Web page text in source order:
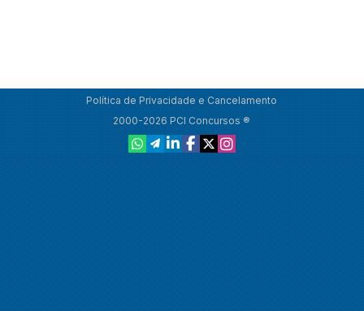
Política de Privacidade e Cancelamento
2000-2026 PCI Concursos ®